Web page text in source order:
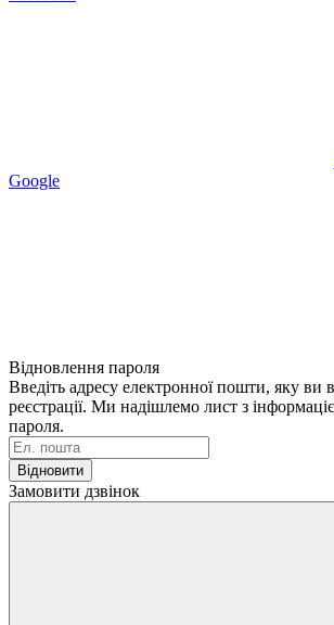
Google
Відновлення пароля
Введіть адресу електронної пошти, яку ви
реєстрації. Ми надішлемо лист з
пароля.
Відновити
Замовити дзвінок